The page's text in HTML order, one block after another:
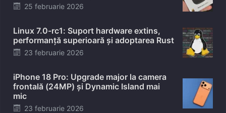
Posted
25 februarie 2026
Linux 7.0-rc1: Suport hardware extins,
performanță superioară și adoptarea Rust
Posted
23 februarie 2026
iPhone 18 Pro: Upgrade major la camera
frontală (24MP) și Dynamic Island mai
mic
Posted
23 februarie 2026